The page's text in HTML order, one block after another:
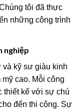
tôi đã thực
những công trình
nghiệp
kỹ sư giàu kinh
cao. Mỗi công
thiết kế với sự chú
đến thi công. Sự